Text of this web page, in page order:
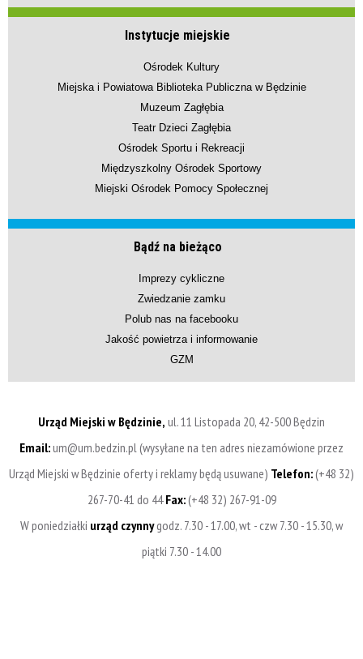
Instytucje miejskie
Ośrodek Kultury
Miejska i Powiatowa Biblioteka Publiczna w Będzinie
Muzeum Zagłębia
Teatr Dzieci Zagłębia
Ośrodek Sportu i Rekreacji
Międzyszkolny Ośrodek Sportowy
Miejski Ośrodek Pomocy Społecznej
Bądź na bieżąco
Imprezy cykliczne
Zwiedzanie zamku
Polub nas na facebooku
Jakość powietrza i informowanie
GZM
Urząd Miejski w Będzinie, ul. 11 Listopada 20, 42-500 Będzin
Email:um@um.bedzin.pl (wysyłane na ten adres niezamówione przez
Urząd Miejski w Będzinie oferty i reklamy będą usuwane) Telefon:(+48 32)
267-70-41 do 44Fax:(+48 32) 267-91-09
W poniedziałki urząd czynnygodz. 7.30 - 17.00, wt - czw 7.30 - 15.30, w
piątki 7.30 - 14.00